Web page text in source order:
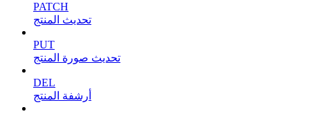
PATCH
تحديث المنتج
PUT
تحديث صورة المنتج
DEL
أرشفة المنتج